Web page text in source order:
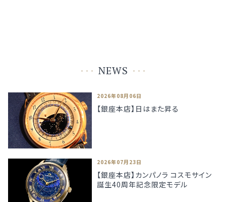
NEWS
2026年08月06日
【銀座本店】日はまた昇る
2026年07月23日
【銀座本店】カンパノラ コスモサイン
誕生40周年記念限定モデル